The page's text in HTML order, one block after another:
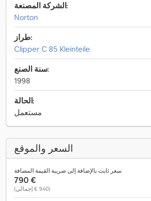
الشركة المصنعة:
Norton
طراز:
Clipper C 85 Kleinteile
سنة الصنع:
1998
الحالة:
مستعمل
السعر والموقع
سعر ثابت بالإضافة إلى ضريبة القيمة المضافة
‏790 €
(‏940 € إجمالي)